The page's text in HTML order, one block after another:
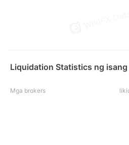
Liquidation Statistics ng
Mga brokers